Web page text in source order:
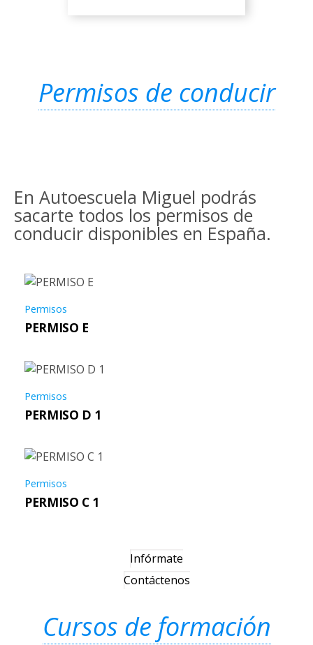
Permisos de conducir
En Autoescuela Miguel podrás
sacarte todos los permisos de
conducir disponibles en España.
Permisos
PERMISO E
Permisos
PERMISO D 1
Permisos
PERMISO C 1
Infórmate
Contáctenos
Cursos de formación